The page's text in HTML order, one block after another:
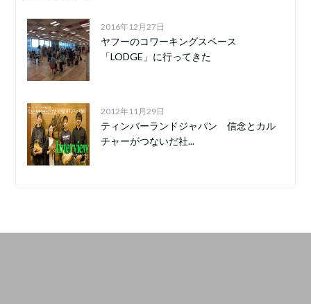
2016年12月27日
ヤフーのコワーキングスペース
「LODGE」に行ってきた
2012年11月29日
ティンバーランドジャパン 信念とカル
チャーがつないだ社...